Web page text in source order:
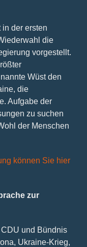
der ersten
die
vorgestellt.
Wüst den
die
Aufgabe der
zu suchen
der Menschen
können Sie hier
zur
und Bündnis
Ukraine-Krieg,